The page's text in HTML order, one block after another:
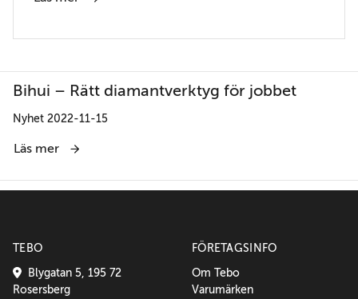
Bihui – Rätt diamantverktyg för jobbet
Nyhet 2022-11-15
Läs mer
TEBO
Blygatan 5, 195 72
Rosersberg
FÖRETAGSINFO
Om Tebo
Varumärken